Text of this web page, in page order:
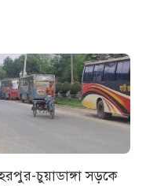
চুয়াডাঙ্গা সড়কে